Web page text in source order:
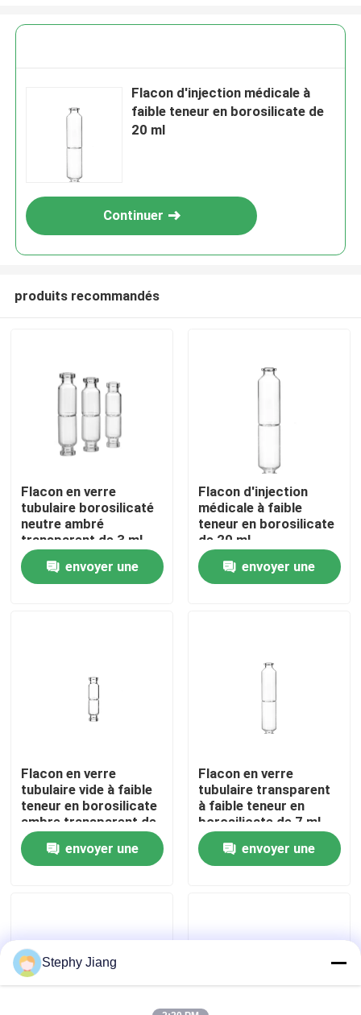
À la maison
Visite de l'usine
Nous contacter
Nouvelles
Flacon en verre borosilicaté
fioles en verre tubulaires
Flacon d'injection médicale à
faible teneur en borosilicate de
20 ml
Continuer
produits recommandés
Flacon en verre
tubulaire borosilicaté
neutre ambré
transparent de 3 ml
avec une résistance
hydrolytique
supérieure
envoyer une
Flacon d'injection
médicale à faible
teneur en borosilicate
de 20 ml
envoyer une
Flacon en verre
tubulaire vide à faible
teneur en borosilicate
ambre transparent de
1 ml
envoyer une
Flacon en verre
tubulaire transparent
à faible teneur en
borosilicate de 7 ml
envoyer une
Stephy Jiang